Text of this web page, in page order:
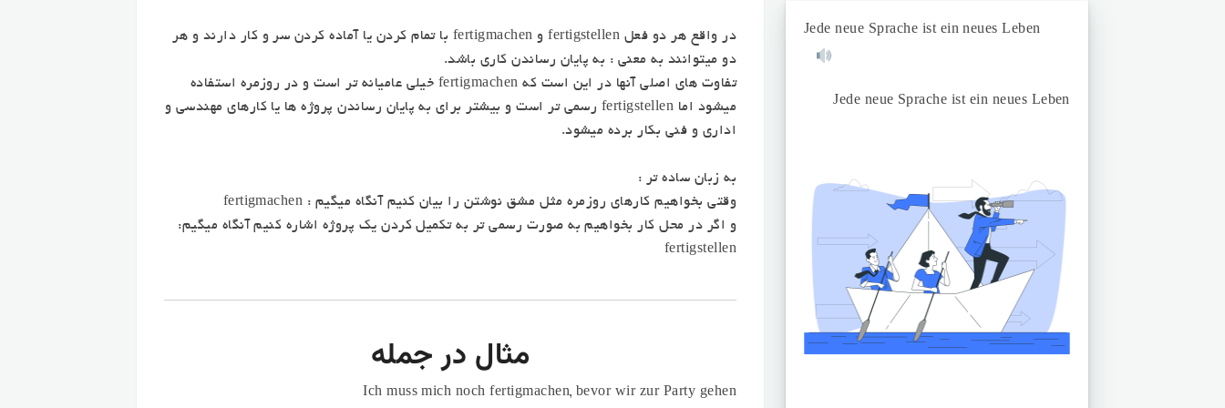
در واقع هر دو فعل fertigstellen و fertigmachen با تمام کردن یا آماده کردن سر و کار دارند و هر
دو میتوانند به معنی : به پایان رساندن کاری باشد.
تفاوت های اصلی آنها در این است که fertigmachen خیلی عامیانه تر است و در روزمره استفاده
میشود اما fertigstellen رسمی تر است و بیشتر برای به پایان رساندن پروژه ها یا کارهای مهندسی و
اداری و فنی بکار برده میشود.
به زبان ساده تر :
وقتی بخواهیم کارهای روزمره مثل مشق نوشتن را بیان کنیم آنگاه میگیم : fertigmachen
و اگر در محل کار بخواهیم به صورت رسمی تر به تکمیل کردن یک پروژه اشاره کنیم آنگاه میگیم:
fertigstellen
مثال در جمله
Ich muss mich noch fertigmachen, bevor wir zur Party gehen
Jede neue Sprache ist ein neues Leben
Jede neue Sprache ist ein neues Leben